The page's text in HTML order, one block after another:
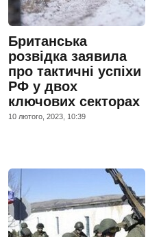
Британська
розвідка заявила
про тактичні успіхи
РФ у двох
ключових секторах
10 лютого, 2023, 10:39